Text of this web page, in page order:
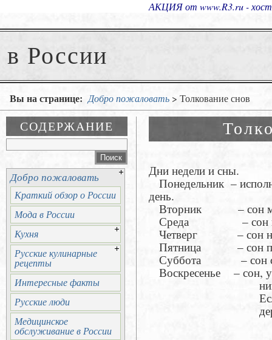
АКЦИЯ от www.R3.ru -
в России
Вы на странице:Добро пожаловать > Толкование снов
СОДЕРЖАНИЕ
Добро пожаловать
Краткий обзор о России
Мода в России
Кухня
Русские кулинарные
рецепты
Интересные факты
Русские люди
Медицинское
обслуживание в России
Дни недели и сны.
Понедельник –
день.
Вторник – сон
Среда – сон
Четверг – сон не
Пятница – сон
Суббота – сон
Воскресенье – сон,
никому не
Если дитя
держите его